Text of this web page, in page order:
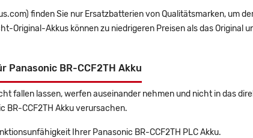
finden Sie nur Ersatzbatterien von Qualitätsmarken, um
Original-Akkus können zu niedrigeren Preisen als das Original
Panasonic BR-CCF2TH Akku
fallen lassen, werfen auseinander nehmen und nicht in das
BR-CCF2TH Akku verursachen.
Ihrer Panasonic BR-CCF2TH PLC Akku.